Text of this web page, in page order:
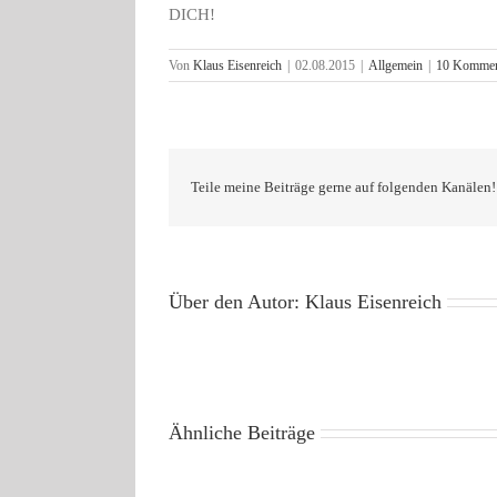
DICH!
Von Klaus Eisenreich | 02.08.2015 | Allgemein | 10
Teile meine Beiträge gerne auf folgenden Kanälen!
Über den Autor: Klaus Eisenreich
Ähnliche Beiträge